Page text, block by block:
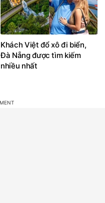
Khách Việt đổ xô đi biển,
Đà Nẵng được tìm kiếm
nhiều nhất